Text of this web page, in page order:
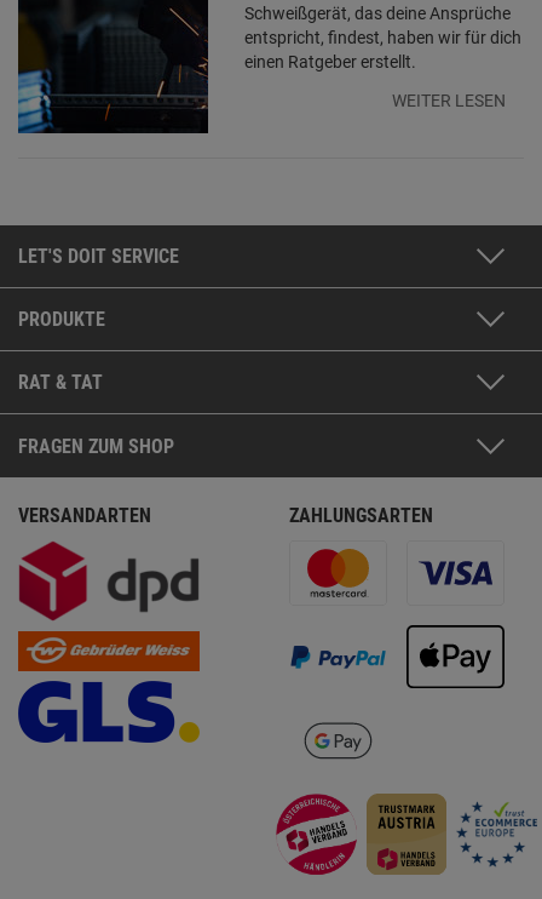
Schweißgerät, das deine Ansprüche
entspricht, findest, haben wir für dich
einen Ratgeber erstellt.
WEITER LESEN
LET'S DOIT SERVICE
PRODUKTE
RAT & TAT
FRAGEN ZUM SHOP
VERSANDARTEN ZAHLUNGSARTEN